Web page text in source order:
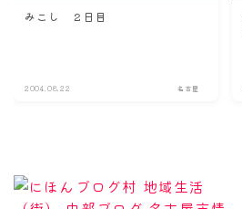
みこし ２日目
2004.08.22 名古屋